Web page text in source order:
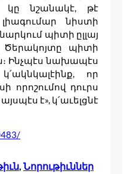
կը նշանակէ, թէ
նիստի
պիտի ըլլայ
պիտի
Ինչպէս նախապէս
որ
որոշումով դուրս
է», կ՛աւելցնէ
, Նորութիւններ